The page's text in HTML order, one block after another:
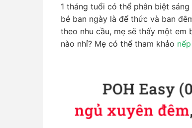
1 tháng tuổi có thể phân biệt
bé ban ngày là để thức và ban
theo nhu cầu, mẹ sẽ thấy một
nào nhỉ? Mẹ có thể tham khảo